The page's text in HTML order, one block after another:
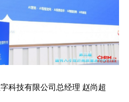
科技有限公司总经理 赵尚超